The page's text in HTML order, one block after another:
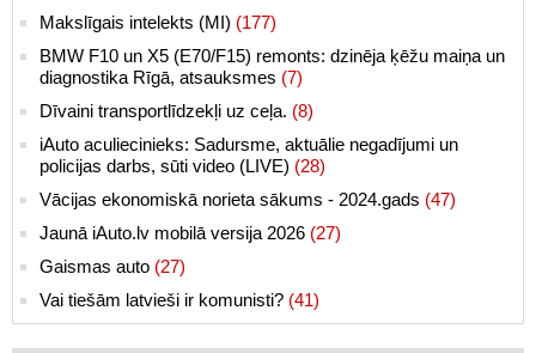
Makslīgais intelekts (MI) (177)
BMW F10 un X5 (E70/F15) remonts: dzinēja ķēžu maiņa un
diagnostika Rīgā, atsauksmes (7)
Dīvaini transportlīdzekļi uz ceļa. (8)
iAuto aculiecinieks: Sadursme, aktuālie negadījumi un
policijas darbs, sūti video (LIVE) (28)
Vācijas ekonomiskā norieta sākums - 2024.gads (47)
Jaunā iAuto.lv mobilā versija 2026 (27)
Gaismas auto (27)
Vai tiešām latvieši ir komunisti? (41)